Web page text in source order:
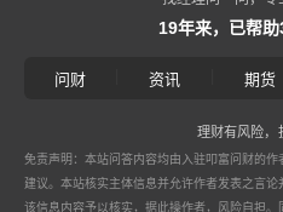
19年来，已帮
问财 资讯 期货
理财有风险，
免责声明：本站问答内容均由入驻叩富问财的
建议。本站核实主体信息并允许作者发表之言
该信息内容予以核实，据此操作者，风险自担